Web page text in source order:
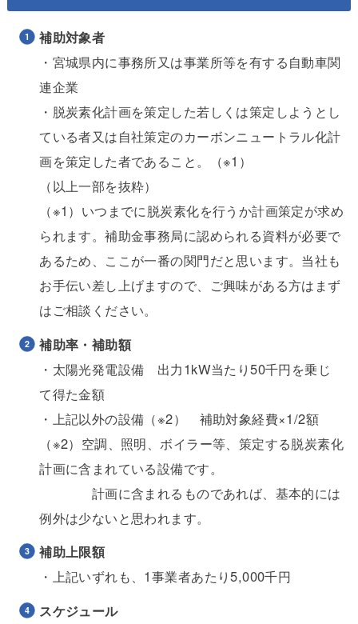
補助対象者
・宮城県内に事務所又は事業所等を有する自動車関
連企業
・脱炭素化計画を策定した若しくは策定しようとし
ている者又は自社策定のカーボンニュートラル化計
画を策定した者であること。（※1）
（以上一部を抜粋）
（※1）いつまでに脱炭素化を行うか計画策定が求め
られます。補助金事務局に認められる資料が必要で
あるため、ここが一番の関門だと思います。当社も
お手伝い差し上げますので、ご興味がある方はまず
はご相談ください。
補助率・補助額
・太陽光発電設備 出力1kW当たり50千円を乗じ
て得た金額
・上記以外の設備（※2） 補助対象経費×1/2額
（※2）空調、照明、ボイラー等、策定する脱炭素化
計画に含まれている設備です。
計画に含まれるものであれば、基本的には
例外は少ないと思われます。
補助上限額
・上記いずれも、1事業者あたり5,000千円
スケジュール